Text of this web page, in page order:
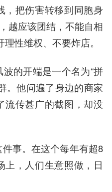
，把伤害转移到同胞身
越应该团结，不能自相
性维权、不要炸店。
的开端是一个名为“拼
。他问遍了身边的商家
流传甚广的截图，却没
事。在这个每年有超8
上，人们生意照做，日